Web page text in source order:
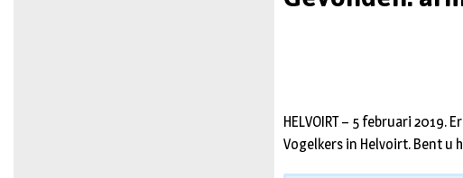
HELVOIRT – 5 februari 2019.
Vogelkers in Helvoirt. Bent u